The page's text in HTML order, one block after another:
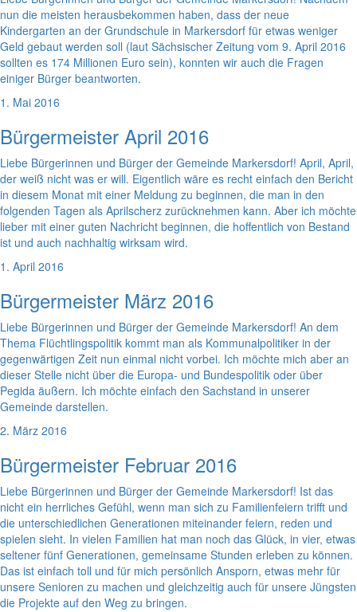
nun die meisten herausbekommen haben, dass der neue
Kindergarten an der Grundschule in Markersdorf für etwas weniger
Geld gebaut werden soll (laut Sächsischer Zeitung vom 9. April 2016
sollten es 174 Millionen Euro sein), konnten wir auch die Fragen
einiger Bürger beantworten.
1. Mai 2016
Bürgermeister April 2016
Liebe Bürgerinnen und Bürger der Gemeinde Markersdorf! April, April,
der weiß nicht was er will. Eigentlich wäre es recht einfach den Bericht
in diesem Monat mit einer Meldung zu beginnen, die man in den
folgenden Tagen als Aprilscherz zurücknehmen kann. Aber ich möchte
lieber mit einer guten Nachricht beginnen, die hoffentlich von Bestand
ist und auch nachhaltig wirksam wird.
1. April 2016
Bürgermeister März 2016
Liebe Bürgerinnen und Bürger der Gemeinde Markersdorf! An dem
Thema Flüchtlingspolitik kommt man als Kommunalpolitiker in der
gegenwärtigen Zeit nun einmal nicht vorbei. Ich möchte mich aber an
dieser Stelle nicht über die Europa- und Bundespolitik oder über
Pegida äußern. Ich möchte einfach den Sachstand in unserer
Gemeinde darstellen.
2. März 2016
Bürgermeister Februar 2016
Liebe Bürgerinnen und Bürger der Gemeinde Markersdorf! Ist das
nicht ein herrliches Gefühl, wenn man sich zu Familienfeiern trifft und
die unterschiedlichen Generationen miteinander feiern, reden und
spielen sieht. In vielen Familien hat man noch das Glück, in vier, etwas
seltener fünf Generationen, gemeinsame Stunden erleben zu können.
Das ist einfach toll und für mich persönlich Ansporn, etwas mehr für
unsere Senioren zu machen und gleichzeitig auch für unsere Jüngsten
die Projekte auf den Weg zu bringen.